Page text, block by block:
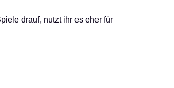
drauf, nutzt ihr es eher für